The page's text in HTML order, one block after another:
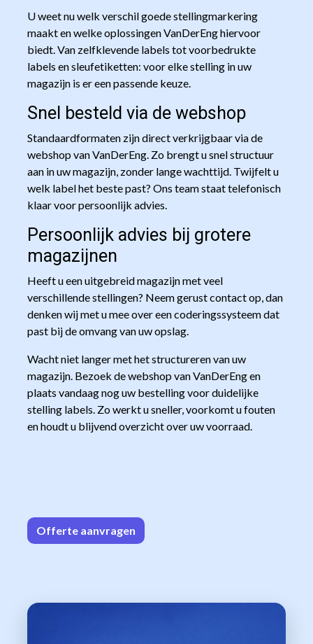
U weet nu welk verschil goede stellingmarkering
maakt en welke oplossingen VanDerEng hiervoor
biedt. Van zelfklevende labels tot voorbedrukte
labels en sleufetiketten: voor elke stelling in uw
magazijn is er een passende keuze.
Snel besteld via de webshop
Standaardformaten zijn direct verkrijgbaar via de
webshop van VanDerEng. Zo brengt u snel structuur
aan in uw magazijn, zonder lange wachttijd. Twijfelt u
welk label het beste past? Ons team staat telefonisch
klaar voor persoonlijk advies.
Persoonlijk advies bij grotere
magazijnen
Heeft u een uitgebreid magazijn met veel
verschillende stellingen? Neem gerust contact op, dan
denken wij met u mee over een coderingssysteem dat
past bij de omvang van uw opslag.
Wacht niet langer met het structureren van uw
magazijn. Bezoek de webshop van VanDerEng en
plaats vandaag nog uw bestelling voor duidelijke
stelling labels. Zo werkt u sneller, voorkomt u fouten
en houdt u blijvend overzicht over uw voorraad.
Offerte aan​​vrag​​en